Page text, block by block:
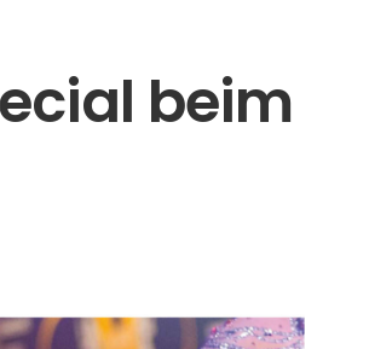
beim